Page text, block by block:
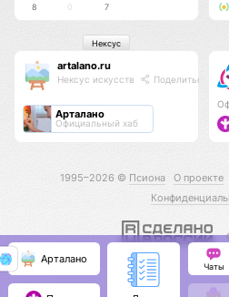
8 0 7
artalano.ru
Нексус искусств Поделиться
Арталано
Официальный хаб
Нексус
1995–2026 © Псиона О проекте
Арталано
Чаты